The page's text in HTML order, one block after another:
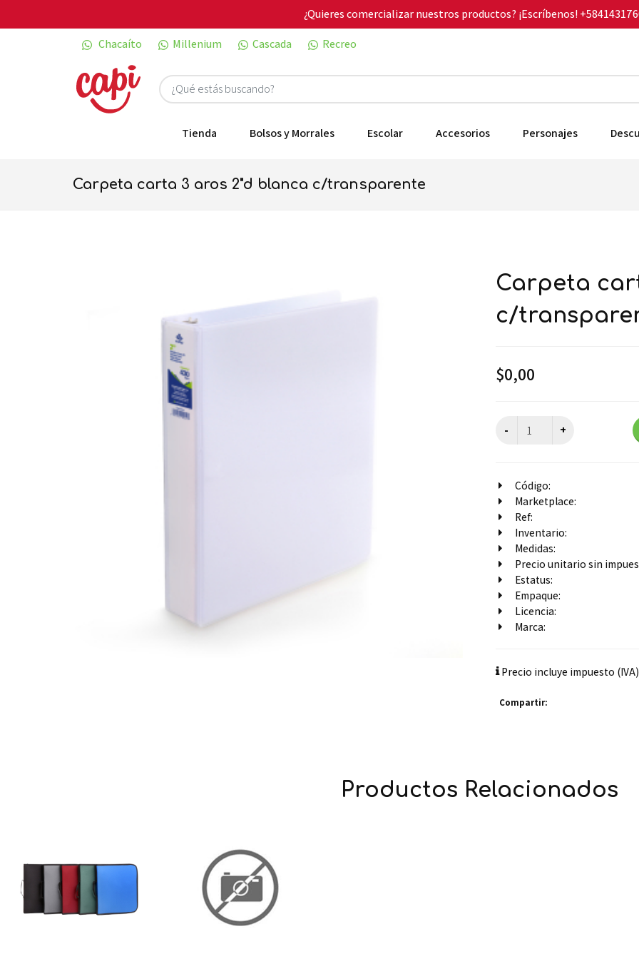
¿Quieres comercializar nuestros productos? ¡Escríbenos!
Chacaíto
Millenium Cascada Recreo
Tienda Bolsos y Morrales Escolar Accesorios Personajes
carpeta carta 3 aros 2"d blanca c/transparente
carpeta carta 3 aros 2"d blanca
c/
$0,00
Código:
Marketplace:
Ref:
Inventario:
Medidas:
Precio unitario sin
Estatus:
Empaque:
Licencia:
Marca:
Precio incluye impuesto
Compartir:
Productos Relacionados